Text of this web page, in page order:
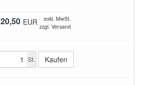
20,50 EUR
exkl. MwSt.
zzgl. Versand
St.